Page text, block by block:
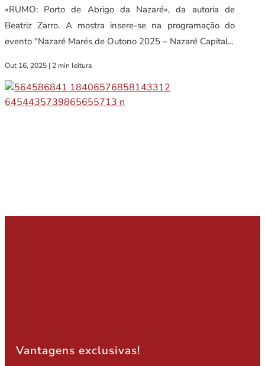
«RUMO: Porto de Abrigo da Nazaré», da autoria de
Beatriz Zarro. A mostra insere-se na programação do
evento "Nazaré Marés de Outono 2025 – Nazaré Capital...
Out 16, 2025 | 2 min leitura
Vantagens exclusivas!